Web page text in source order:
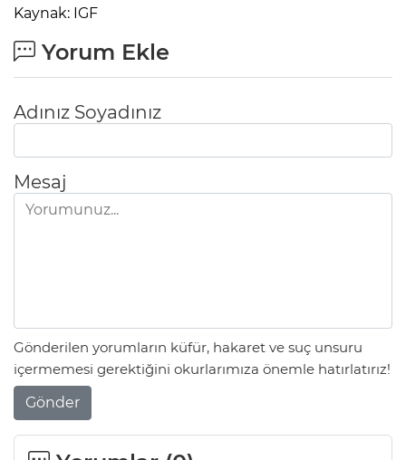
Kaynak: IGF
Yorum Ekle
Adınız Soyadınız
Mesaj
Gönderilen yorumların küfür, hakaret ve suç unsuru
içermemesi gerektiğini okurlarımıza önemle hatırlatırız!
Gönder